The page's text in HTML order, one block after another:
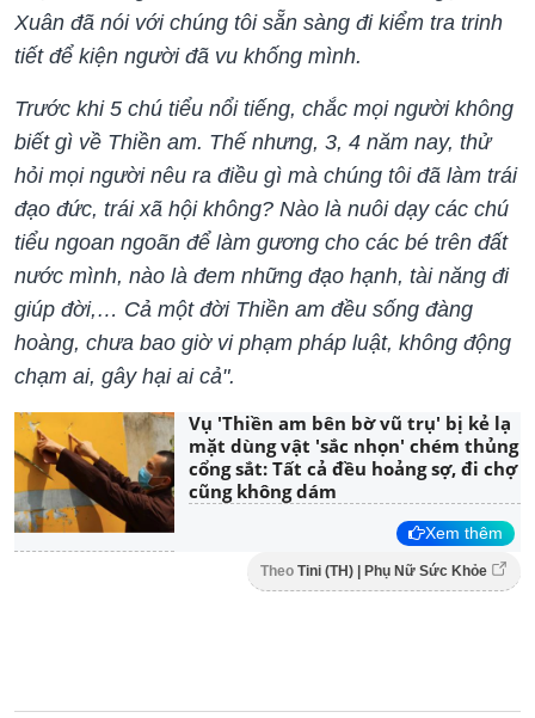
Xuân đã nói với chúng tôi sẵn sàng đi kiểm tra trinh
tiết để kiện người đã vu khống mình.
Trước khi 5 chú tiểu nổi tiếng, chắc mọi người không
biết gì về Thiền am. Thế nhưng, 3, 4 năm nay, thử
hỏi mọi người nêu ra điều gì mà chúng tôi đã làm trái
đạo đức, trái xã hội không? Nào là nuôi dạy các chú
tiểu ngoan ngoãn để làm gương cho các bé trên đất
nước mình, nào là đem những đạo hạnh, tài năng đi
giúp đời,… Cả một đời Thiền am đều sống đàng
hoàng, chưa bao giờ vi phạm pháp luật, không động
chạm ai, gây hại ai cả".
Vụ 'Thiền am bên bờ vũ trụ' bị kẻ lạ
mặt dùng vật 'sắc nhọn' chém thủng
cổng sắt: Tất cả đều hoảng sợ, đi chợ
cũng không dám
Xem thêm
Theo Tini (TH) | Phụ Nữ Sức Khỏe